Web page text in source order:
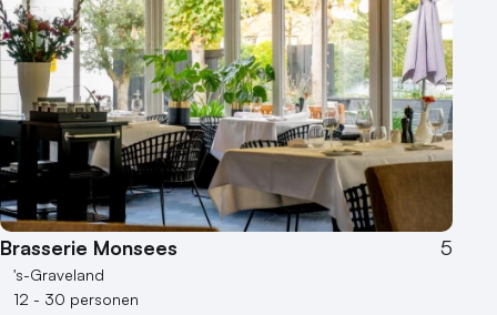
Brasserie Monsees 5
's-Graveland
12 - 30 personen